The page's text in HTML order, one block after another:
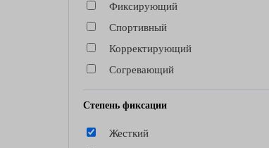
Фиксирующий
Спортивный
Корректирующий
Согревающий
Степень фиксации
Жесткий